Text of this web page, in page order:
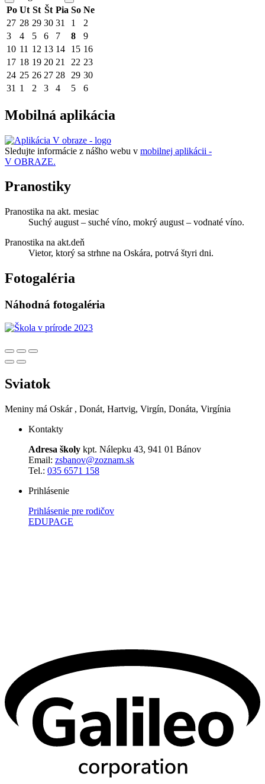
Po Ut St Št Pia So Ne
27 28 29 30 31 1
2
3
4 5 6 7 8
9
10 11 12 13 14 15 16
17 18 19 20 21 22 23
24 25 26 27 28 29 30
31 1 2 3 4 5 6
Mobilná aplikácia
Sledujte informácie z nášho webu v mobilnej aplikácii -
V OBRAZE.
Pranostiky
Pranostika na akt. mesiac
Suchý august – suché víno, mokrý august – vodnaté víno.
Pranostika na akt.deň
Vietor, ktorý sa strhne na Oskára, potrvá štyri dni.
Fotogaléria
Náhodná fotogaléria
Sviatok
Meniny má Oskár , Donát, Hartvig, Virgín, Donáta, Virgínia
Kontakty
Adresa školy kpt. Nálepku 43, 941 01 Bánov
Email: zsbanov@zoznam.sk
Tel.: 035 6571 158
Prihlásenie
Prihlásenie pre rodičov
EDUPAGE